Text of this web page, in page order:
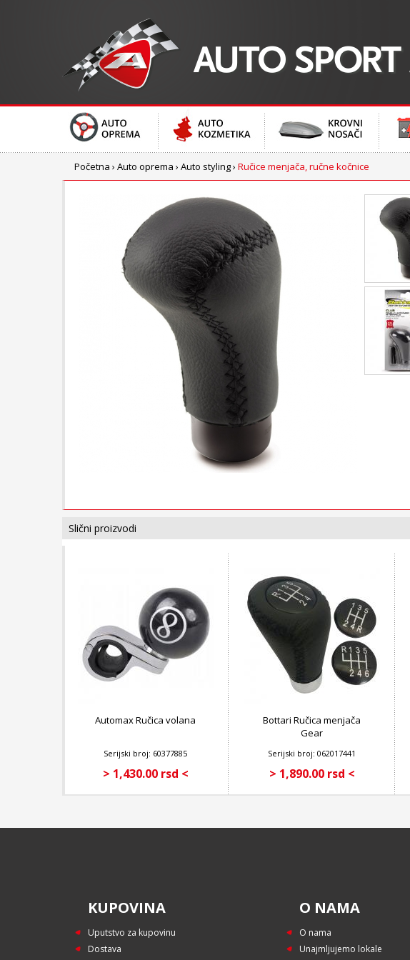
Početna › Auto oprema › Auto styling› Ručice menjača, ručne kočnice
Slični proizvodi
Automax Ručica volana
Serijski broj: 60377885
> 1,430.00 rsd <
Bottari Ručica menjača
Gear
Serijski broj: 062017441
> 1,890.00 rsd <
KUPOVINA
Uputstvo za kupovinu
Dostava
O NAMA
O nama
Unajmljujemo lokale